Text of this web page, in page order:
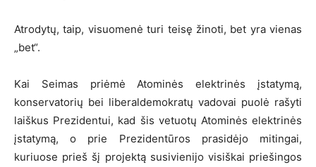
Atrodytų, taip, visuomenė turi teisę žinoti, bet yra vienas
„bet“.
Kai Seimas priėmė Atominės elektrinės įstatymą,
konservatorių bei liberaldemokratų vadovai puolė rašyti
laiškus Prezidentui, kad šis vetuotų Atominės elektrinės
įstatymą, o prie Prezidentūros prasidėjo mitingai,
kuriuose prieš šį projektą susivienijo visiškai priešingos